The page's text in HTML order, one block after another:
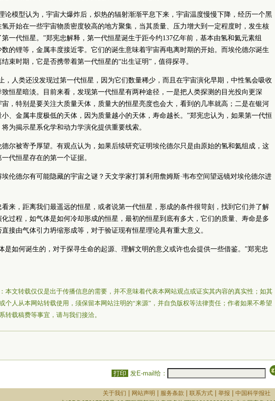
论模型认为，宇宙大爆炸后，炽热的辐射渐渐平息下来，宇宙温度慢慢下降，经历一个黑
开始在一些宇宙物质密度较高的地方聚集，当其质量、压力增大到一定程度时，发生核
一代恒星。”郑宪忠解释，第一代恒星诞生于距今约137亿年前，基本由氢和氦元素组
数的锂等，金属丰度接近零。它们的诞生意味着宇宙再电离时期的开始。而埃伦德尔诞生
束时期，它是否携带着第一代恒星的“出生证明”，值得探寻。
，人类还没发现过第一代恒星，因为它们数量稀少，而且在宇宙演化早期，中性氢会吸收
致恒星暗淡。目前来看，发现第一代恒星有两种途径，一是把人类探测的目光投向更深
，特别是要关注大质量天体，质量大的恒星亮度也会大，看到的几率就高；二是在银河
小、金属丰度极低的天体，因为质量越小的天体，寿命越长。”郑宪忠认为，如果第一代恒
为揭示星系化学和动力学演化提供重要线索。
德尔被寄予厚望。有观点认为，如果后续研究证明埃伦德尔只是由原始的氢和氦组成，这
代恒星存在的第一个证据。
埃伦德尔有可能隐藏的宇宙之谜？天文学家打算利用詹姆斯·韦布空间望远镜对埃伦德尔进
看来，距离我们最遥远的恒星，或者说第一代恒星，形成的条件很苛刻，找到它们并了解
过程，如气体是如何冷却形成的恒星，最初的恒星到底有多大，它们的质量、寿命是多
接由气体引力坍缩形成等，对于验证现有恒星理论具有重大意义。
是如何诞生的，对于探寻生命的起源、理解文明的意义或许也会提供一些借鉴。”郑宪忠
本文转载仅仅是出于传播信息的需要，并不意味着代表本网站观点或证实其内容的真实性；如其
个人从本网站转载使用，须保留本网站注明的“来源”，并自负版权等法律责任；作者如果不希望
转载稿费等事宜，请与我们接洽。
打印 发E-mail给：
关于我们 网站声明 服务条款 联系方式| 举报
中国科学报社